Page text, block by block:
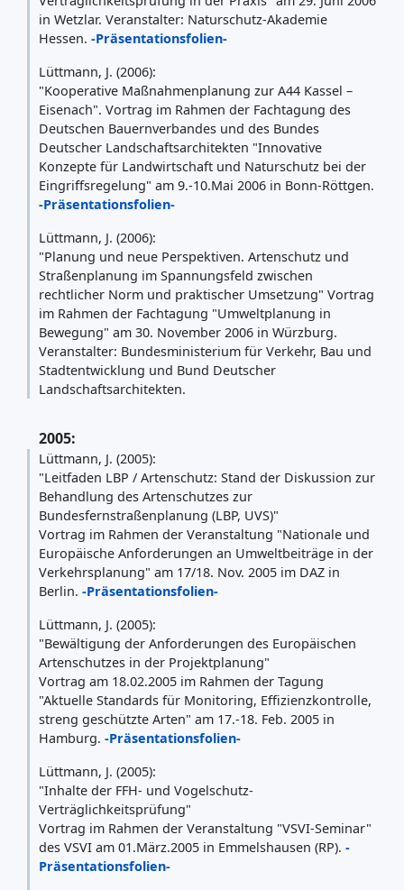
in Wetzlar. Veranstalter: Naturschutz-Akademie
Hessen. -Präsentationsfolien-
Lüttmann, J. (2006):
"Kooperative Maßnahmenplanung zur A44 Kassel –
Eisenach". Vortrag im Rahmen der Fachtagung des
Deutschen Bauernverbandes und des Bundes
Deutscher Landschaftsarchitekten "Innovative
Konzepte für Landwirtschaft und Naturschutz bei der
Eingriffsregelung" am 9.-10.Mai 2006 in Bonn-Röttgen.
-Präsentationsfolien-
Lüttmann, J. (2006):
"Planung und neue Perspektiven. Artenschutz und
Straßenplanung im Spannungsfeld zwischen
rechtlicher Norm und praktischer Umsetzung" Vortrag
im Rahmen der Fachtagung "Umweltplanung in
Bewegung" am 30. November 2006 in Würzburg.
Veranstalter: Bundesministerium für Verkehr, Bau und
Stadtentwicklung und Bund Deutscher
Landschaftsarchitekten.
2005:
Lüttmann, J. (2005):
"Leitfaden LBP / Artenschutz: Stand der Diskussion zur
Behandlung des Artenschutzes zur
Bundesfernstraßenplanung (LBP, UVS)"
Vortrag im Rahmen der Veranstaltung "Nationale und
Europäische Anforderungen an Umweltbeiträge in der
Verkehrsplanung" am 17/18. Nov. 2005 im DAZ in
Berlin. -Präsentationsfolien-
Lüttmann, J. (2005):
"Bewältigung der Anforderungen des Europäischen
Artenschutzes in der Projektplanung"
Vortrag am 18.02.2005 im Rahmen der Tagung
"Aktuelle Standards für Monitoring, Effizienzkontrolle,
streng geschützte Arten" am 17.-18. Feb. 2005 in
Hamburg. -Präsentationsfolien-
Lüttmann, J. (2005):
"Inhalte der FFH- und Vogelschutz-
Verträglichkeitsprüfung"
Vortrag im Rahmen der Veranstaltung "VSVI-Seminar"
des VSVI am 01.März.2005 in Emmelshausen (RP). -
Präsentationsfolien-